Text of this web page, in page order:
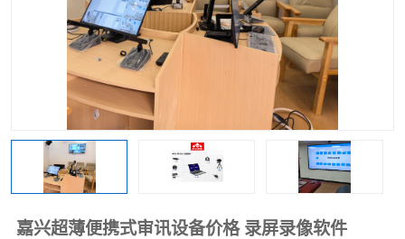
嘉兴超薄便携式审讯设备价格 录屏录像软件